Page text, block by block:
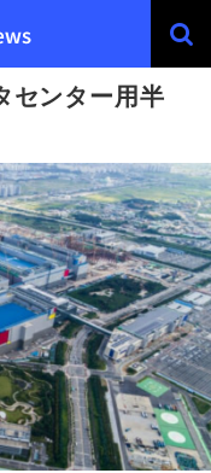
センター用半